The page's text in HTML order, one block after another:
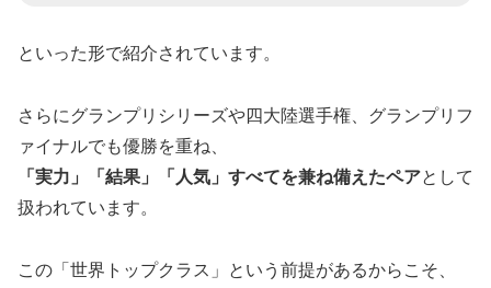
といった形で紹介されています。
さらにグランプリシリーズや四大陸選手権、グランプリフ
ァイナルでも優勝を重ね、
「実力」「結果」「人気」すべてを兼ね備えたペアとして
扱われています。
この「世界トップクラス」という前提があるからこそ、